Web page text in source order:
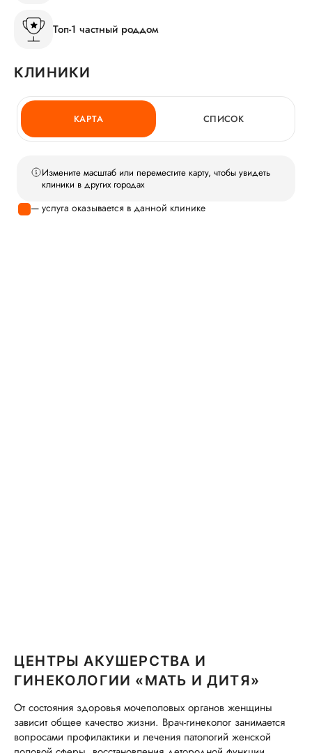
Топ-1 частный роддом
КЛИНИКИ
КАРТА СПИСОК
Измените масштаб или переместите карту, чтобы увидеть
клиники в других городах
— услуга оказывается в данной клинике
ЦЕНТРЫ АКУШЕРСТВА И
ГИНЕКОЛОГИИ «МАТЬ И ДИТЯ»
От состояния здоровья мочеполовых органов женщины
зависит общее качество жизни. Врач-гинеколог занимается
вопросами профилактики и лечения патологий женской